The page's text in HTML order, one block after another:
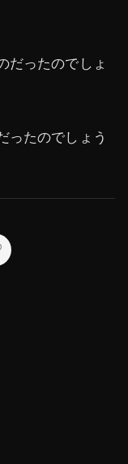
だったのでしょ
ったのでしょう